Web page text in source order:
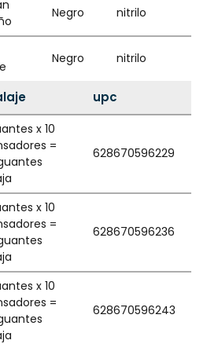
Negro nitrilo
Negro nitrilo
upc
x 10
=
628670596229
x 10
=
628670596236
x 10
=
628670596243